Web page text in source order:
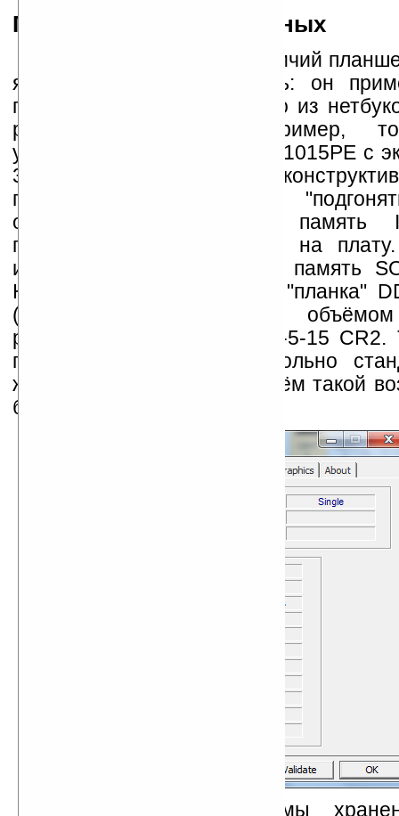
Память и хранение данных
Одним из ключевых отличий
является его компактность: он
полтора-два тоньше любого из
размером экрана: например,
упомянутого ASUS Eee PC 1015PE с
36,4 мм. Естественно, ряд
производителю пришлось
ограничение. Например, память
припаяна непосредственно на
использована стандартная память
HYMP125S64CP8-S6 - это "планка"
(эффективная частота),
работающая в режиме 5-5-5-15 CR2.
память использована довольно
желании расширить её объём такой
будет.
В качестве подсистемы